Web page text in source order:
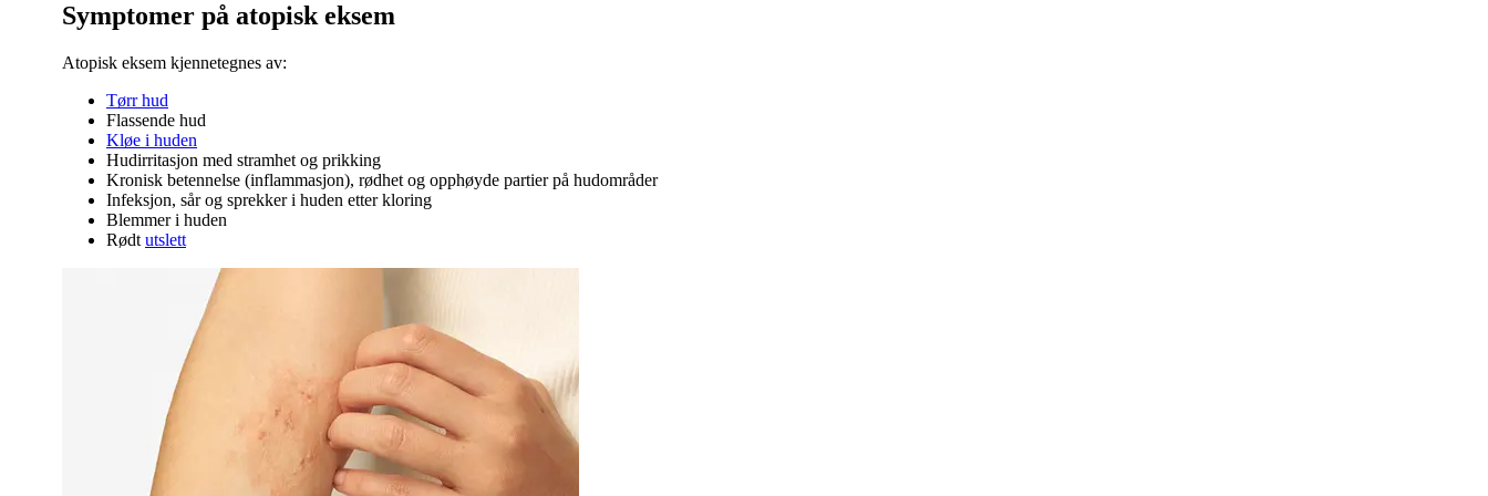
Symptomer på atopisk eksem
Atopisk eksem kjennetegnes av:
Tørr hud
Flassende hud
Kløe i huden
Hudirritasjon med stramhet og prikking
Kronisk betennelse (inflammasjon), rødhet og opphøyde partier på hudområder
Infeksjon, sår og sprekker i huden etter kloring
Blemmer i huden
Rødt utslett